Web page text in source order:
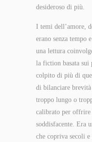
desideroso di più.
I temi dell’amore,
erano senza tempo
una lettura
la fiction basata sui
colpito di più di
di bilanciare
troppo lungo o
calibrato per offrire
soddisfacente. Era
che copriva secoli